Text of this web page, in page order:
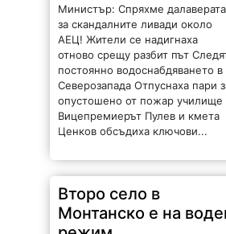
за скандалните ливади около
АЕЦ! Жители се надигнаха
отново срещу разбит път Следят
постоянно водоснабдяването в
Северозапада Отпуснаха пари за
опустошено от пожар училище
Вицепремиерът Пулев и кмета
Ценков обсъдиха ключови...
Второ село в
Монтанско е на воден
режим